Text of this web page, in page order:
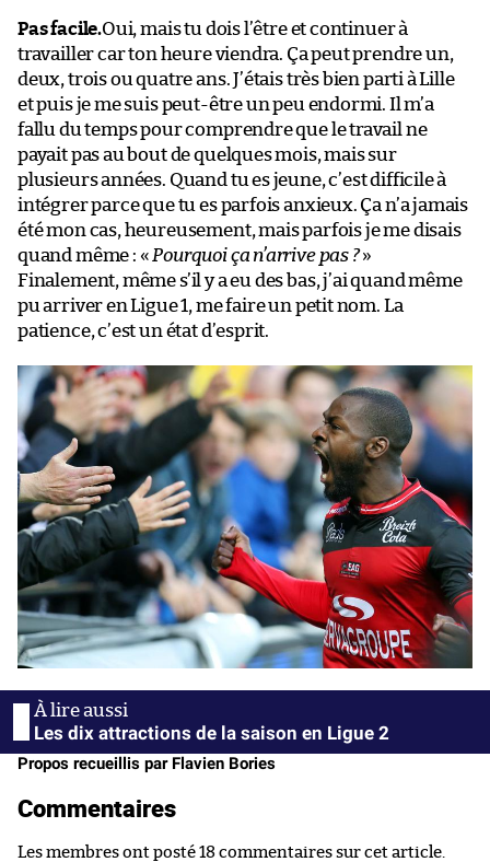
Pas facile.Oui, mais tu dois l’être et continuer à
travailler car ton heure viendra. Ça peut prendre un,
deux, trois ou quatre ans. J’étais très bien parti à Lille
et puis je me suis peut-être un peu endormi. Il m’a
fallu du temps pour comprendre que le travail ne
payait pas au bout de quelques mois, mais sur
plusieurs années. Quand tu es jeune, c’est difficile à
intégrer parce que tu es parfois anxieux. Ça n’a jamais
été mon cas, heureusement, mais parfois je me disais
quand même : « Pourquoi ça n’arrive pas ?»
Finalement, même s’il y a eu des bas, j’ai quand même
pu arriver en Ligue 1, me faire un petit nom. La
patience, c’est un état d’esprit.
Les dix attractions de la saison en Ligue 2
Propos recueillis par Flavien Bories
Commentaires
Les membres ont posté 18 commentaires sur cet article.